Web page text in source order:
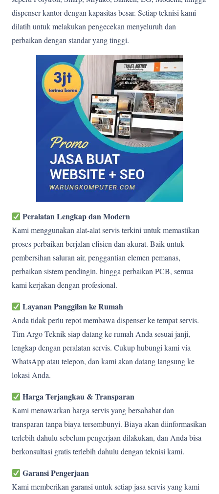
dispenser kantor dengan kapasitas besar. Setiap teknisi kami
dilatih untuk melakukan pengecekan menyeluruh dan
perbaikan dengan standar yang tinggi.
Peralatan Lengkap dan Modern
Kami menggunakan alat-alat servis terkini untuk memastikan
proses perbaikan berjalan efisien dan akurat. Baik untuk
pembersihan saluran air, penggantian elemen pemanas,
perbaikan sistem pendingin, hingga perbaikan PCB, semua
kami kerjakan dengan profesional.
Layanan Panggilan ke Rumah
Anda tidak perlu repot membawa dispenser ke tempat servis.
Tim Argo Teknik siap datang ke rumah Anda sesuai janji,
lengkap dengan peralatan servis. Cukup hubungi kami via
WhatsApp atau telepon, dan kami akan datang langsung ke
lokasi Anda.
Harga Terjangkau & Transparan
Kami menawarkan harga servis yang bersahabat dan
transparan tanpa biaya tersembunyi. Biaya akan diinformasikan
terlebih dahulu sebelum pengerjaan dilakukan, dan Anda bisa
berkonsultasi gratis terlebih dahulu dengan teknisi kami.
Garansi Pengerjaan
Kami memberikan garansi untuk setiap jasa servis yang kami